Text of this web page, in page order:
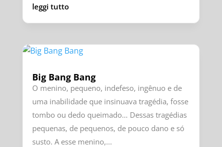
leggi tutto
Big Bang Bang
O menino, pequeno, indefeso, ingênuo e de
uma inabilidade que insinuava tragédia, fosse
tombo ou dedo queimado… Dessas tragédias
pequenas, de pequenos, de pouco dano e só
susto. A esse menino,...